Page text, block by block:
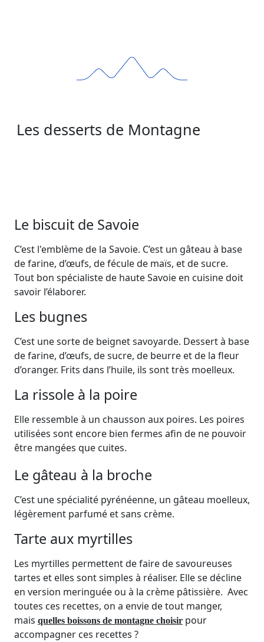
Les desserts de Montagne
Le biscuit de Savoie
C’est l'emblème de la Savoie. C’est un gâteau à base
de farine, d’œufs, de fécule de maïs, et de sucre.
Tout bon spécialiste de haute Savoie en cuisine doit
savoir l’élaborer.
Les bugnes
C’est une sorte de beignet savoyarde. Dessert à base
de farine, d’œufs, de sucre, de beurre et de la fleur
d’oranger. Frits dans l’huile, ils sont très moelleux.
La rissole à la poire
Elle ressemble à un chausson aux poires. Les poires
utilisées sont encore bien fermes afin de ne pouvoir
être mangées que cuites.
Le gâteau à la broche
C’est une spécialité pyrénéenne, un gâteau moelleux,
légèrement parfumé et sans crème.
Tarte aux myrtilles
Les myrtilles permettent de faire de savoureuses
tartes et elles sont simples à réaliser. Elle se décline
en version meringuée ou à la crème pâtissière. Avec
toutes ces recettes, on a envie de tout manger,
mais quelles boissons de montagne choisir pour
accompagner ces recettes ?